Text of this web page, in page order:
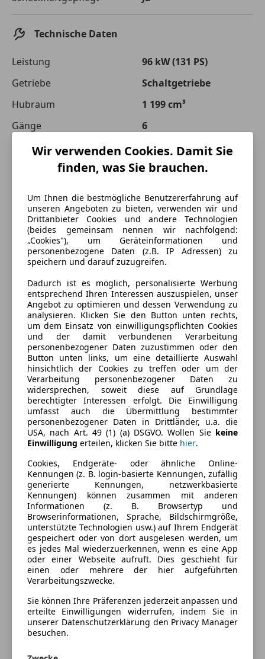
Technische Daten
Leistung
96 kW (131 PS)
Getriebe
Schaltgetriebe
Hubraum
1 199 cm³
Gänge
6
Energieverbrauch
Schadstoffklasse
Euro 6
Kraftstoff
Benzin
Ausstattung
Komfort
Beheizbare Frontscheibe
Elektrische Fensterheber
Elektrische Seitenspiegel
Elektrische Sitze
Klimaautomatik
Lichtsensor
Multifunktionslenkrad
Navigationssystem
Regensensor
Start/Stop-Automatik
Tempomat
Mehr anzeigen
Farbe und Innenausstattung
Außenfarbe
Schwarz
Lackierung
Metallic
Farbe der
Innenausstattung
Grau
Innenausstattung Stoff
Wir verwenden Cookies. Damit Sie
finden, was Sie brauchen.
Um Ihnen die bestmögliche Benutzererfahrung auf
unseren Angeboten zu bieten, verwenden wir und
Drittanbieter Cookies und andere Technologien
(beides gemeinsam nennen wir nachfolgend:
„Cookies"), um Geräteinformationen und
personenbezogene Daten (z.B. IP Adressen) zu
speichern und darauf zuzugreifen.
Dadurch ist es möglich, personalisierte Werbung
entsprechend Ihren Interessen auszuspielen, unser
Angebot zu optimieren und dessen Verwendung zu
analysieren. Klicken Sie den Button unten rechts,
um dem Einsatz von einwilligungspflichten Cookies
und der damit verbundenen Verarbeitung
personenbezogener Daten zuzustimmen oder den
Button unten links, um eine detaillierte Auswahl
hinsichtlich der Cookies zu treffen oder um der
Verarbeitung personenbezogener Daten zu
widersprechen, soweit diese auf Grundlage
berechtigter Interessen erfolgt. Die Einwilligung
umfasst auch die Übermittlung bestimmter
personenbezogener Daten in Drittländer, u.a. die
USA, nach Art. 49 (1) (a) DSGVO. Wollen Sie keine
Einwilligung erteilen, klicken Sie bitte hier.
Cookies, Endgeräte- oder ähnliche Online-
Kennungen (z. B. login-basierte Kennungen, zufällig
generierte Kennungen, netzwerkbasierte
Kennungen) können zusammen mit anderen
Informationen (z. B. Browsertyp und
Browserinformationen, Sprache, Bildschirmgröße,
unterstützte Technologien usw.) auf Ihrem Endgerät
gespeichert oder von dort ausgelesen werden, um
es jedes Mal wiederzuerkennen, wenn es eine App
oder einer Webseite aufruft. Dies geschieht für
einen oder mehrere der hier aufgeführten
Verarbeitungszwecke.
Sie können Ihre Präferenzen jederzeit anpassen und
erteilte Einwilligungen widerrufen, indem Sie in
unserer Datenschutzerklärung den Privacy Manager
besuchen.